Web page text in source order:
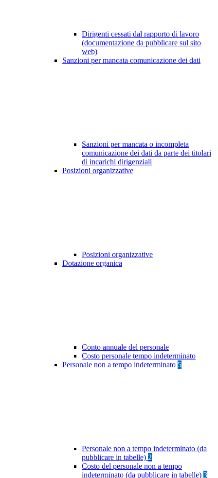
Dirigenti cessati dal rapporto di lavoro
(documentazione da pubblicare sul sito
web)
Sanzioni per mancata comunicazione dei dati
Sanzioni per mancata o incompleta
comunicazione dei dati da parte dei titolari
di incarichi dirigenziali
Posizioni organizzative
Posizioni organizzative
Dotazione organica
Conto annuale del personale
Costo personale tempo indeterminato
Personale non a tempo indeterminato 5
Personale non a tempo indeterminato (da
pubblicare in tabelle) 2
Costo del personale non a tempo
indeterminato (da pubblicare in tabelle) 3